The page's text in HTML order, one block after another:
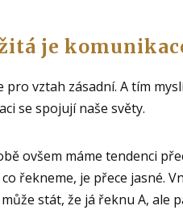
je
pro vztah zásadní. A tím
se spojují naše světy.
ovšem máme tendenci
řekneme, je přece jasné.
stát, že já řeknu A, ale